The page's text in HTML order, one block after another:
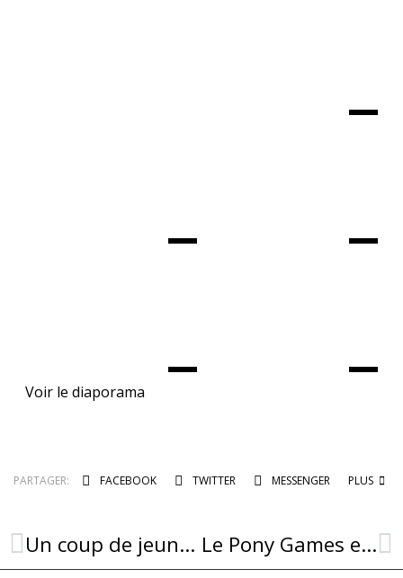
Voir le diaporama
PARTAGER: FACEBOOK TWITTER MESSENGER PLUS
Un coup de jeune pour la fontaine ! Le Pony Games et le Roucadou sous le feu des projecteurs